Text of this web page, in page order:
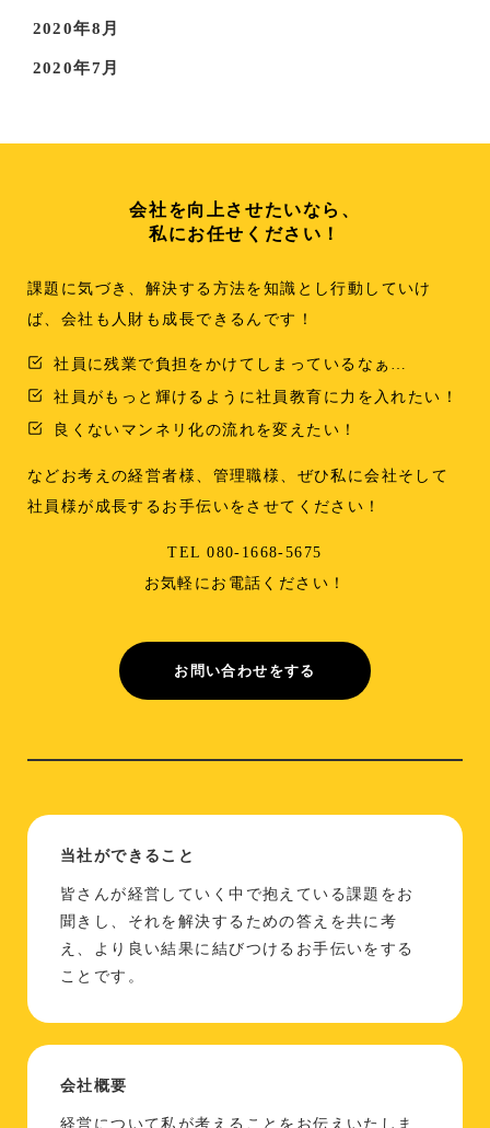
2020年8月
2020年7月
会社を向上させたいなら、
私にお任せください！
課題に気づき、解決する方法を知識とし行動していけ
ば、会社も人財も成長できるんです！
社員に残業で負担をかけてしまっているなぁ…
社員がもっと輝けるように社員教育に力を入れたい！
良くないマンネリ化の流れを変えたい！
などお考えの経営者様、管理職様、ぜひ私に会社そして
社員様が成長するお手伝いをさせてください！
TEL 080-1668-5675
お気軽にお電話ください！
お問い合わせをする
当社ができること
皆さんが経営していく中で抱えている課題をお
聞きし、それを解決するための答えを共に考
え、より良い結果に結びつけるお手伝いをする
ことです。
会社概要
経営について私が考えることをお伝えいたしま